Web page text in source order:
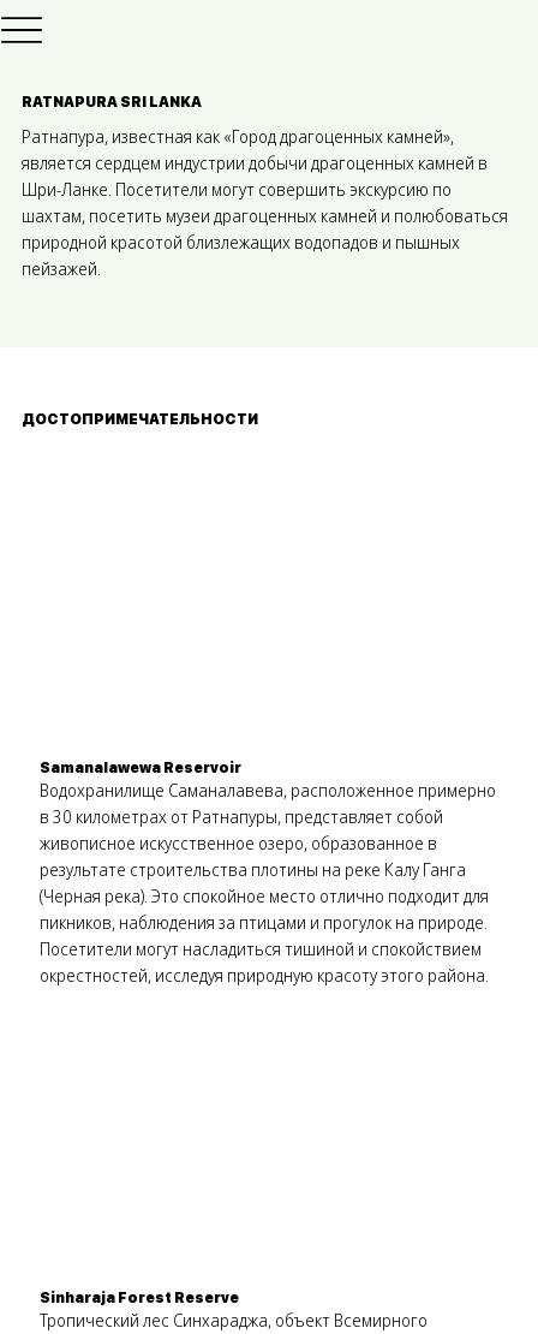
RATNAPURA SRI LANKA
Ратнапура, известная как «Город драгоценных камней»,
является сердцем индустрии добычи драгоценных камней в
Шри-Ланке. Посетители могут совершить экскурсию по
шахтам, посетить музеи драгоценных камней и полюбоваться
природной красотой близлежащих водопадов и пышных
пейзажей.
ДОСТОПРИМЕЧАТЕЛЬНОСТИ
Samanalawewa Reservoir
Водохранилище Саманалавева, расположенное примерно
в 30 километрах от Ратнапуры, представляет собой
живописное искусственное озеро, образованное в
результате строительства плотины на реке Калу Ганга
(Черная река). Это спокойное место отлично подходит для
пикников, наблюдения за птицами и прогулок на природе.
Посетители могут насладиться тишиной и спокойствием
окрестностей, исследуя природную красоту этого района.
Sinharaja Forest Reserve
Тропический лес Синхараджа, объект Всемирного